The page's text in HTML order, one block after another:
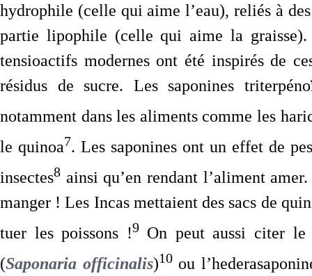
hydrophile (celle qui aime l’eau), reliés à
partie lipophile (celle qui aime la
tensioactifs modernes ont été inspirés de
résidus de sucre. Les saponines
notamment dans les aliments comme les
le quinoa7. Les saponines ont un effet de
insectes8 ainsi qu’en rendant l’aliment
manger ! Les Incas mettaient des sacs de
tuer les poissons !9On peut aussi citer le
(Saponaria officinalis)10ou